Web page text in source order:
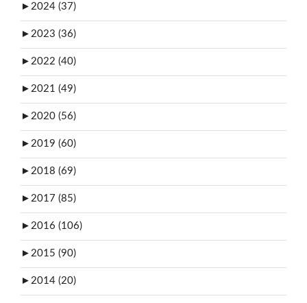
► 2024 (37)
► 2023 (36)
► 2022 (40)
► 2021 (49)
► 2020 (56)
► 2019 (60)
► 2018 (69)
► 2017 (85)
► 2016 (106)
► 2015 (90)
► 2014 (20)